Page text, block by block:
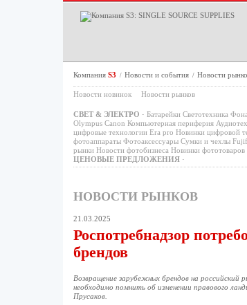
Компания S3 / Новости и события / Новости
Новости новинок Новости рынков
СВЕТ & ЭЛЕКТРО · Батарейки Светотехника
Olympus Canon Компьютерная периферия
цифровые технологии Era pro Новинки цифровой
фотоаппараты Фотоаксессуары Сумки и чехлы
рынки Новости фотобизнеса Новинки фототоваров
ЦЕНОВЫЕ ПРЕДЛОЖЕНИЯ ·
НОВОСТИ РЫНКОВ
21.03.2025
Роспотребнадзор
брендов
Возвращение зарубежных брендов на
необходимо помнить об изменении правового
Прусаков.